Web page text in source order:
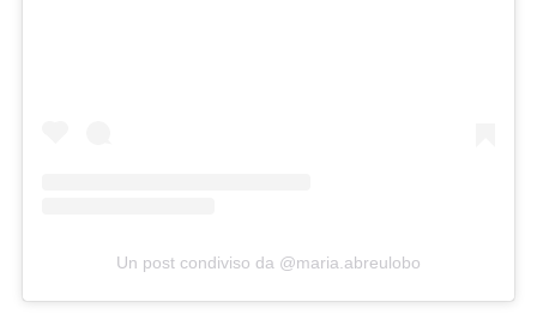
Un post condiviso da @maria.abreulobo